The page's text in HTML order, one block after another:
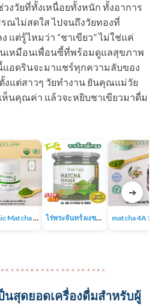
งวัยที่ทั้งเหนื่อยทั้งหนัก ทั้งอาการ
ณไม่สดใส ไปจนถึงวัยทองที่
แต่รู้ไหมว่า “ชาเขียว” ไม่ใช่แค่
นเหมือนเพื่อนซี้ที่พร้อมดูแลสุขภาพ
แอดรินจะมาแชร์ทุกความลับของ
งแต่สาวๆ วัยทำงาน ยันคุณแม่วัย
ห็นคุณค่า แล้วจะหยิบชาเขียวมาดื่ม
Organic Matcha 4A+ผงชาเขียวมัทฉะเกรดพิธีการ ออร์แกนิก 100% ไม่มีน้ำตาล ไม่มีสารเติมแต่ง ไร่พระจันทร์ ผงชาเขียวมัทฉะ Matcha Powder 100% ไม่แต่งสี กลิ่น ไม่ผสมน้ำตาล
➔
นสุดยอดเครื่องดื่มสำหรับผู้